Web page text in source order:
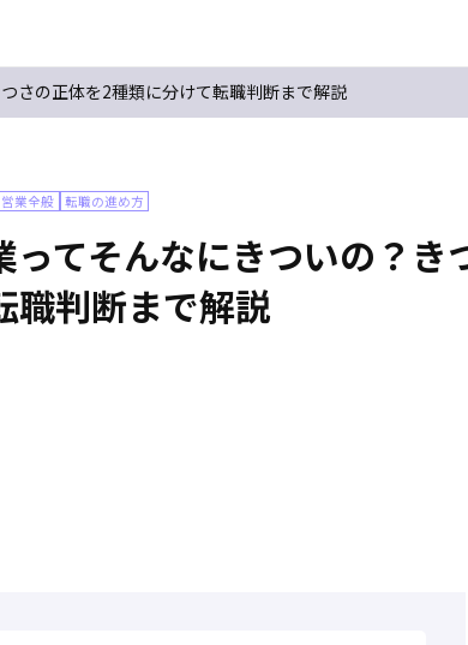
さの正体を2種類に分けて転職判断まで解説
営業全般 転職の進め方
ってそんなにきついの？
職判断まで解説